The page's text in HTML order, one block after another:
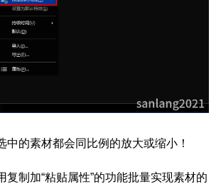
中的素材都会同比例的放大或缩小！
复制加“粘贴属性”的功能批量实现素材的